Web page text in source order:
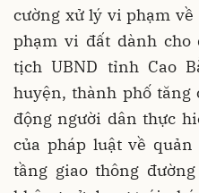
cường xử lý vi phạm
phạm vi đất dành cho
tịch UBND tỉnh Cao
huyện, thành phố
động người dân thực
của pháp luật về
tầng giao thông